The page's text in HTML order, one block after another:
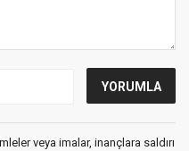
veya imalar, inançlara saldırı